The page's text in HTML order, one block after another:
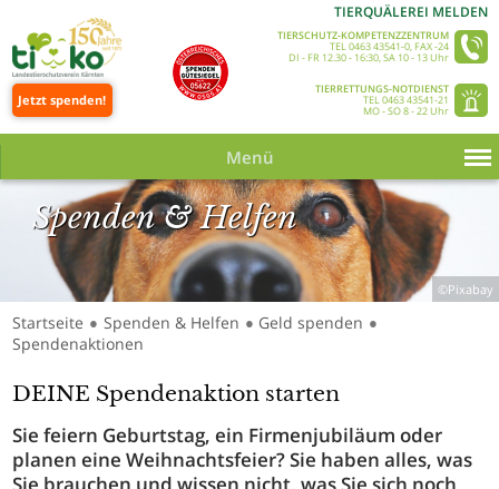
Jetzt spenden!
TIERQUÄLEREI MELDEN
TIERSCHUTZ-KOMPETENZZENTRUM
TEL 0463 43541-0, FAX -24
DI - FR 12.30 - 16:30, SA 10 - 13 Uhr
TIERRETTUNGS-NOTDIENST
TEL 0463 43541-21
MO - SO 8 - 22 Uhr
Menü
©Pixabay
Spenden & Helfen
Startseite ● Spenden & Helfen ● Geld spenden ●
Spendenaktionen
DEINE Spendenaktion starten
Sie feiern Geburtstag, ein Firmenjubiläum oder
planen eine Weihnachtsfeier? Sie haben alles, was